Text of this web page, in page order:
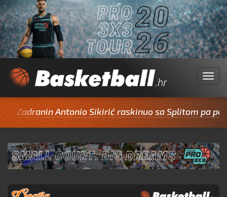
Menu
Antonio Sikirić raskinuo sa Splitom pa potpisao